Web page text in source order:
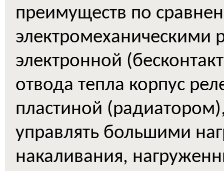
преимуществ по
электромеханическими
электронной
отвода тепла корпус
пластиной
управлять большими
накаливания,